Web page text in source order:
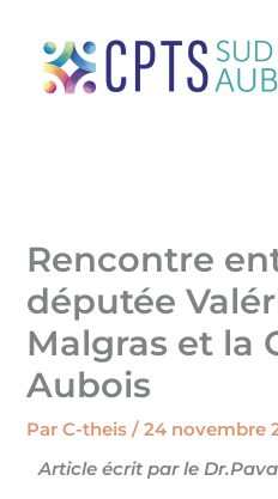
contenu
Rencontre
députée
Malgras et la
Aubois
ParC-theis/24 novembre
Article écrit par le